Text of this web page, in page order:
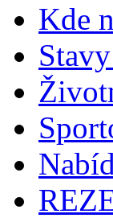
Kde